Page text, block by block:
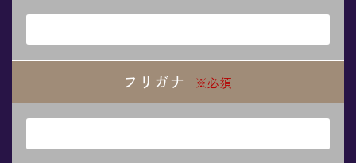
©KANSAI UNIVERSITY All Rights Reserved.
フリガナ ※必須